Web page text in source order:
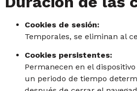
Cookies de sesión:
Temporales, se eliminan al
Cookies persistentes:
Permanecen en el
un periodo de tiempo